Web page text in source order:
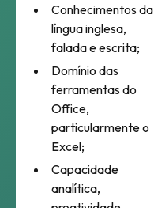
Conhecimentos da
língua inglesa,
falada e escrita;
Domínio das
ferramentas do
Office,
particularmente o
Excel;
Capacidade
analítica,